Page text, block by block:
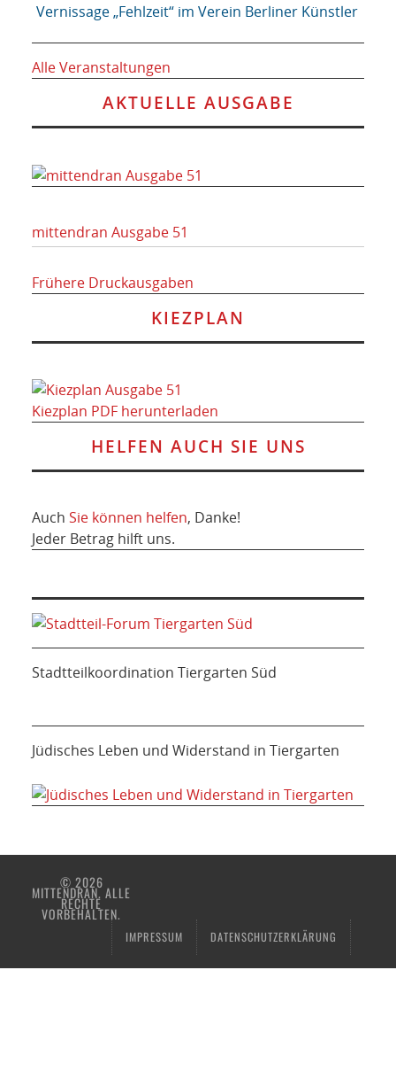
Vernissage „Fehlzeit“ im Verein Berliner Künstler
Alle Veranstaltungen
AKTUELLE AUSGABE
mittendran Ausgabe 51
Frühere Druckausgaben
KIEZPLAN
Kiezplan PDF herunterladen
HELFEN AUCH SIE UNS
Auch Sie können helfen, Danke!
Jeder Betrag hilft uns.
Stadtteilkoordination Tiergarten Süd
Jüdisches Leben und Widerstand in Tiergarten
© 2026
MITTENDRAN. ALLE
RECHTE
VORBEHALTEN.
IMPRESSUM DATENSCHUTZERKLÄRUNG